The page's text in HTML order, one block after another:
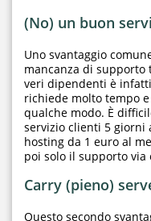
(No) un buon
Uno svantaggio
mancanza di supporto
veri dipendenti è
richiede molto tempo
qualche modo. È
servizio clienti 5 giorni
hosting da 1 euro al
poi solo il supporto
Carry (pieno)
Questo secondo